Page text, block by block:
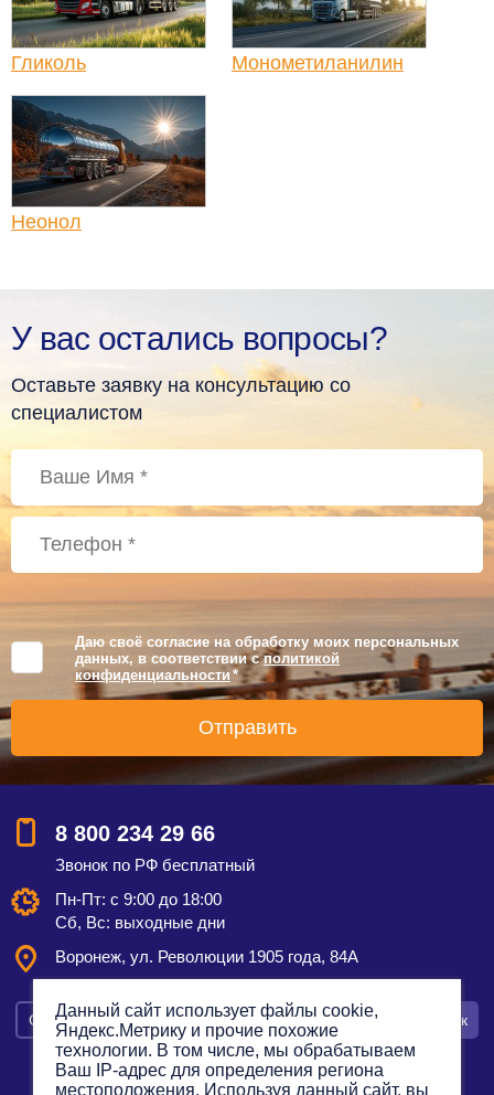
Гликоль Монометиланилин
Неонол
У вас остались вопросы?
Оставьте заявку на консультацию со
специалистом
Даю своё согласие на обработку моих персональных
данных, в соответствии сполитикой
конфиденциальности *
8 800 234 29 66
Звонок по РФ бесплатный
Пн-Пт: с 9:00 до 18:00
Сб, Вс: выходные дни
Воронеж, ул. Революции 1905 года, 84А
Смотреть на карте Оставить заявку Заказать звонок
Данный сайт использует файлы cookie,
Яндекс.Метрику и прочие похожие
технологии. В том числе, мы обрабатываем
Ваш IP-адрес для определения региона
местоположения. Используя данный сайт, вы